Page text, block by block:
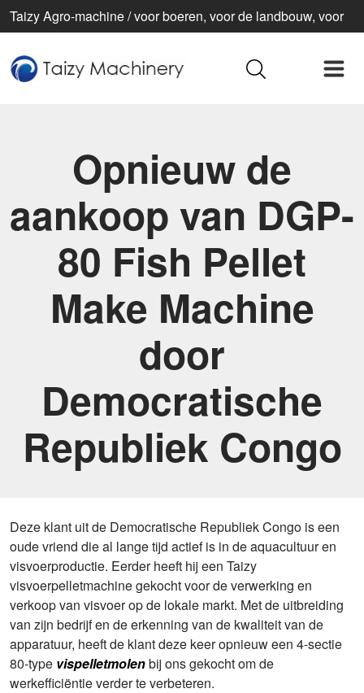
Taizy Agro-machine / voor boeren, voor de landbouw, voor
Opnieuw de
aankoop van DGP-
80 Fish Pellet
Make Machine
door
Democratische
Republiek Congo
Deze klant uit de Democratische Republiek Congo is een
oude vriend die al lange tijd actief is in de aquacultuur en
visvoerproductie. Eerder heeft hij een Taizy
visvoerpelletmachine gekocht voor de verwerking en
verkoop van visvoer op de lokale markt. Met de uitbreiding
van zijn bedrijf en de erkenning van de kwaliteit van de
apparatuur, heeft de klant deze keer opnieuw een 4-sectie
80-type vispelletmolenbij ons gekocht om de
werkefficiëntie verder te verbeteren.